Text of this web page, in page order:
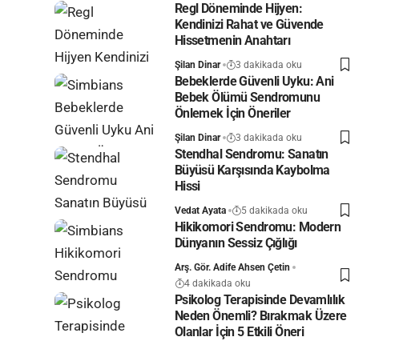
Regl Döneminde Hijyen:
Kendinizi Rahat ve Güvende
Hissetmenin Anahtarı
Şilan Dinar 3 dakikada oku
Bebeklerde Güvenli Uyku: Ani
Bebek Ölümü Sendromunu
Önlemek İçin Öneriler
Şilan Dinar 3 dakikada oku
Stendhal Sendromu: Sanatın
Büyüsü Karşısında Kaybolma
Hissi
Vedat Ayata 5 dakikada oku
Hikikomori Sendromu: Modern
Dünyanın Sessiz Çığlığı
Arş. Gör. Adife Ahsen Çetin
4 dakikada oku
Psikolog Terapisinde Devamlılık
Neden Önemli? Bırakmak Üzere
Olanlar İçin 5 Etkili Öneri